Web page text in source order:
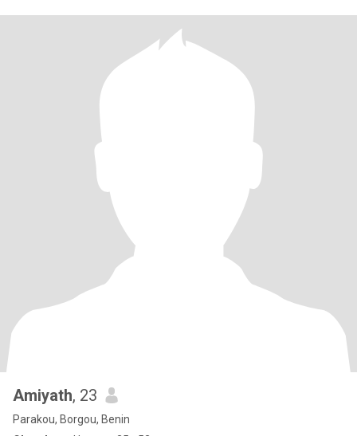
Amiyath, 23
Parakou, Borgou, Benin